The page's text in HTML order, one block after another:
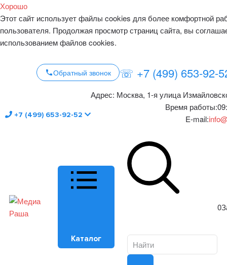
Хорошо
Этот сайт использует файлы cookies для более комфортной
пользователя. Продолжая просмотр страниц сайта, вы
использованием файлов cookies.
Обратный звонок ☏ +7 (499) 653-92-
+7 (499) 653-92-52
Адрес: Москва, 1-я улица
Время работы:
E-mail:
Каталог
0